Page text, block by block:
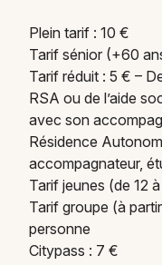
Plein tarif : 10 €
Tarif sénior (+60
Tarif réduit : 5 € –
RSA ou de l’aide
avec son
Résidence
accompagnateur,
Tarif jeunes (de 12
Tarif groupe (à
personne
Citypass : 7 €